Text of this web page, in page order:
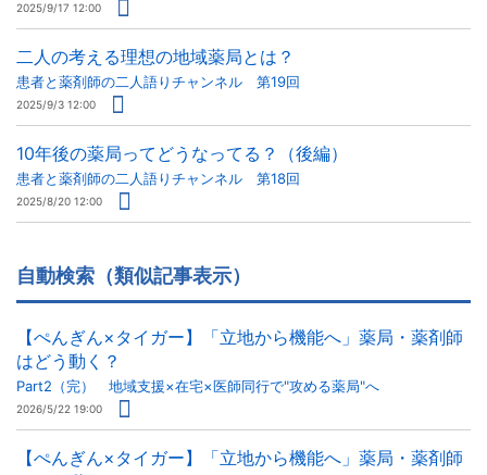
2025/9/17 12:00
二人の考える理想の地域薬局とは？
患者と薬剤師の二人語りチャンネル 第19回
2025/9/3 12:00
10年後の薬局ってどうなってる？（後編）
患者と薬剤師の二人語りチャンネル 第18回
2025/8/20 12:00
自動検索（類似記事表示）
【ぺんぎん×タイガー】「立地から機能へ」薬局・薬剤師
はどう動く？
Part2（完） 地域支援×在宅×医師同行で"攻める薬局"へ
2026/5/22 19:00
【ぺんぎん×タイガー】「立地から機能へ」薬局・薬剤師